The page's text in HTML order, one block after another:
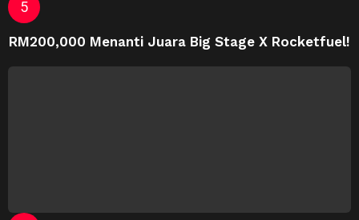
RM200,000 Menanti Juara Big Stage X Rocketfuel!